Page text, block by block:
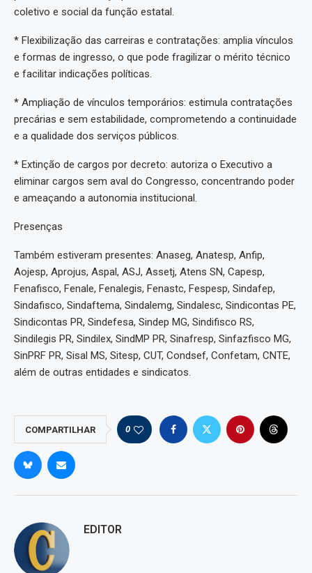
coletivo e social da função estatal.
* Flexibilização das carreiras e contratações: amplia vínculos
e formas de ingresso, o que pode fragilizar o mérito técnico
e facilitar indicações políticas.
* Ampliação de vínculos temporários: estimula contratações
precárias e sem estabilidade, comprometendo a continuidade
e a qualidade dos serviços públicos.
* Extinção de cargos por decreto: autoriza o Executivo a
eliminar cargos sem aval do Congresso, concentrando poder
e ameaçando a autonomia institucional.
Presenças
Também estiveram presentes: Anaseg, Anatesp, Anfip,
Aojesp, Aprojus, Aspal, ASJ, Assetj, Atens SN, Capesp,
Fenafisco, Fenale, Fenalegis, Fenastc, Fespesp, Sindafep,
Sindafisco, Sindaftema, Sindalemg, Sindalesc, Sindicontas PE,
Sindicontas PR, Sindefesa, Sindep MG, Sindifisco RS,
Sindilegis PR, Sindilex, SindMP PR, Sinafresp, Sinfazfisco MG,
SinPRF PR, Sisal MS, Sitesp, CUT, Condsef, Confetam, CNTE,
além de outras entidades e sindicatos.
COMPARTILHAR 0
EDITOR